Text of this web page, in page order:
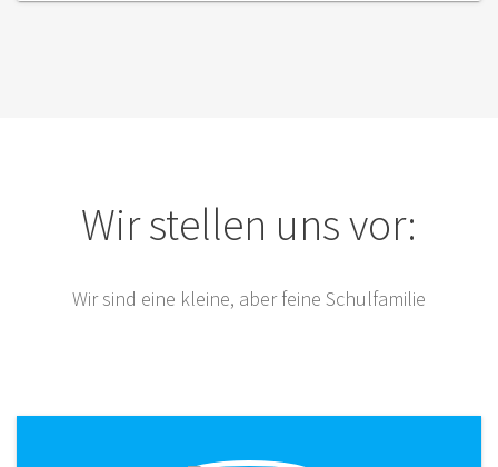
Wir stellen uns vor:
Wir sind eine kleine, aber feine Schulfamilie